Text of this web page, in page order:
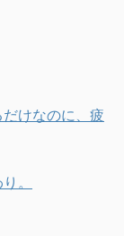
けなのに、疲
。